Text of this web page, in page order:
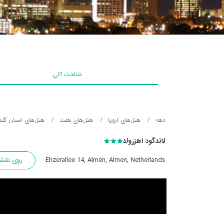
شناخت کلی
دهه هتل‌های اروپا هتل‌های هلند هتل‌های استان
لاندگود اهزرولد
Ehzerallee 14, Almen, Almen, Netherlands روی